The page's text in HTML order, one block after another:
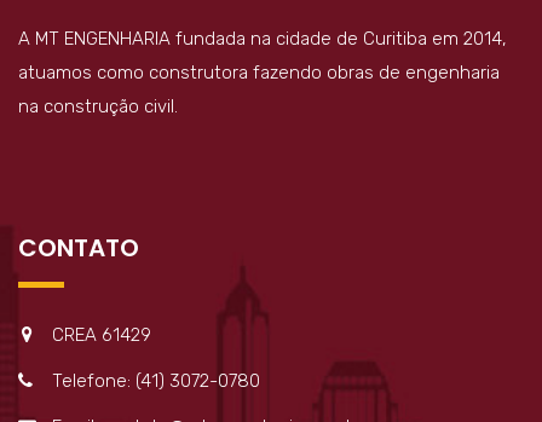
A MT ENGENHARIA fundada na cidade de Curitiba em 2014,
atuamos como construtora fazendo obras de engenharia
na construção civil.
CONTATO
CREA 61429
Telefone: (41) 3072-0780